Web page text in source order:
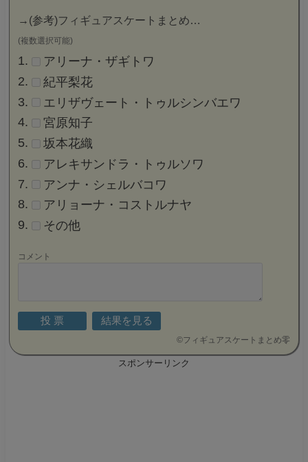
→ (参考)フィギュアスケートまとめ…
(複数選択可能)
アリーナ・ザギトワ
紀平梨花
エリザヴェート・トゥルシンバエワ
宮原知子
坂本花織
アレキサンドラ・トゥルソワ
アンナ・シェルバコワ
アリョーナ・コストルナヤ
その他
コメント
©フィギュアスケートまとめ零
スポンサーリンク